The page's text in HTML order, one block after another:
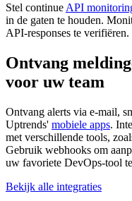
Stel continue API
in de gaten te houden.
API-responses te verifiëren.
Ontvang
voor uw team
Ontvang alerts via e-mail,
Uptrends' mobiele apps.
met verschillende tools,
Gebruik webhooks om
uw favoriete DevOps-tool
Bekijk alle integraties